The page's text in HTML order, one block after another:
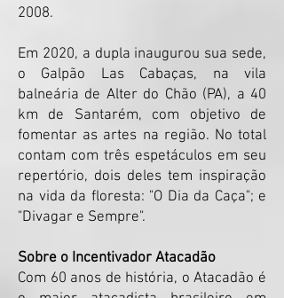
2008.
Em 2020, a dupla inaugurou sua sede,
o Galpão Las Cabaças, na vila
balneária de Alter do Chão (PA), a 40
km de Santarém, com objetivo de
fomentar as artes na região. No total
contam com três espetáculos em seu
repertório, dois deles tem inspiração
na vida da floresta: "O Dia da Caça"; e
"Divagar e Sempre".
Sobre o Incentivador Atacadão
Com 60 anos de história, o Atacadão é